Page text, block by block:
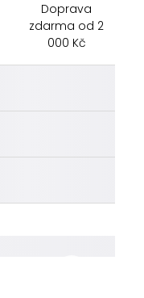
Doprava
zdarma od 2
000 Kč